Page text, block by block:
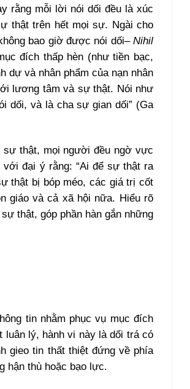
rằng mỗi lời nói dối đều là xúc
thật trên hết mọi sự. Ngài cho
bao giờ được nói dối–Nihil
đích thấp hèn (như tiền bạc,
dự và nhân phẩm của nạn nhân
lương tâm và sự thật. Nói như
dối, và là cha sự gian dối” (Ga
sự thật, mọi người đều ngờ vực
đại ý rằng: “Ai để sự thật ra
thật bị bóp méo, các giá trị cốt
giáo và cả xã hội nữa. Hiểu rõ
thật, góp phần hàn gắn những
tin nhằm phục vụ mục đích
lý, hành vi này là dối trá có
gieo tin thất thiệt đứng về phía
hận thù hoặc bạo lực.